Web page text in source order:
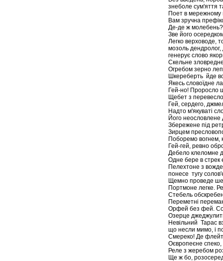
знеболе сум'яття
Поет в мережному
Вам зручна
Де-де ж
Зве його
Легко верховоде,
мозоль
генерує слово
Скельне
Огребом зерно
Шкереберть йде
Якесь словоїдне
Гей-но! Проросло
Щебет з
Гей, сердего,
Надто м'якуваті
Його
Збережене під
Зирцем
Поборемо вогнем,
Гей-гей, ревно
Дебело клеломне
Одне бере в стрек
Пелехтоне з
понесе тугу
Щемно проведе
Портмоне легке.
Стебель
Переметні
Орфей без фей.
Озерце
Невільний Тарас
що несли мимо, і
Смереко! Де
Оєвропеєне
Реле з жеребом
Ще ж бо,